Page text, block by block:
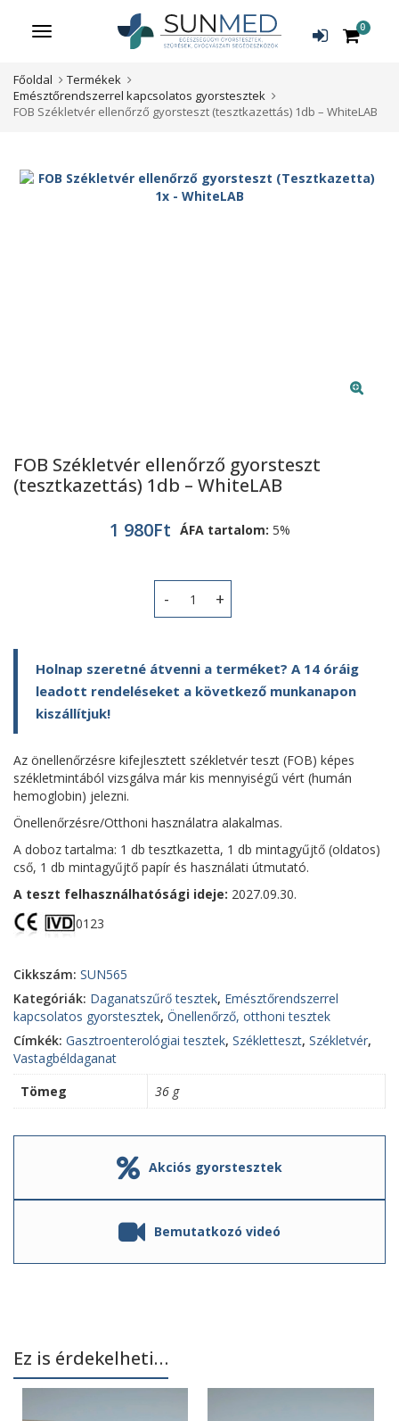
Menü 0
Főoldal
Termékek
Emésztőrendszerrel kapcsolatos gyorstesztek
FOB Székletvér ellenőrző gyorsteszt (tesztkazettás) 1db – WhiteLAB
FOB Székletvér ellenőrző gyorsteszt
(tesztkazettás) 1db – WhiteLAB
1 980Ft ÁFA tartalom: 5%
FOB Székletvér ellenőrző
Holnap szeretné átvenni a terméket? A 14 óráig
leadott rendeléseket a következő munkanapon
kiszállítjuk!
Az önellenőrzésre kifejlesztett székletvér teszt (FOB) képes
székletmintából vizsgálva már kis mennyiségű vért (humán
hemoglobin) jelezni.
Önellenőrzésre/Otthoni használatra alakalmas.
A doboz tartalma: 1 db tesztkazetta, 1 db mintagyűjtő (oldatos)
cső, 1 db mintagyűjtő papír és használati útmutató.
A teszt felhasználhatósági ideje: 2027.09.30.
0123
Cikkszám: SUN565
Kategóriák: Daganatszűrő tesztek, Emésztőrendszerrel
kapcsolatos gyorstesztek, Önellenőrző, otthoni tesztek
Címkék: Gasztroenterológiai tesztek, Székletteszt, Székletvér,
Vastagbéldaganat
Tömeg
36 g
Akciós gyorstesztek
Bemutatkozó videó
Ez is érdekelheti…